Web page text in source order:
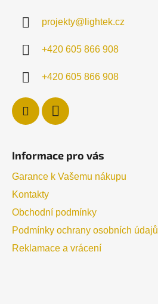
projekty@ lightek.cz
+420 605 866 908
+420 605 866 908
Informace pro vás
Garance k Vašemu nákupu
Kontakty
Obchodní podmínky
Podmínky ochrany osobních údajů
Reklamace a vrácení